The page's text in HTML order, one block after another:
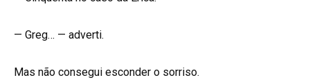
— Greg… — adverti.
Mas não consegui esconder o sorriso.